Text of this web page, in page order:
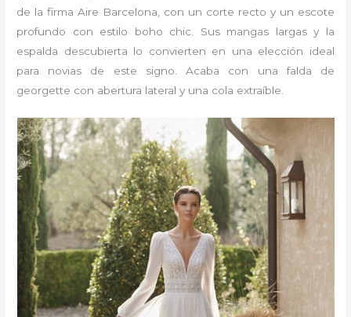
de la firma Aire Barcelona, con un corte recto y un escote
profundo con estilo boho chic. Sus mangas largas y la
espalda descubierta lo convierten en una elección ideal
para novias de este signo. Acaba con una falda de
georgette con abertura lateral y una cola extraíble.